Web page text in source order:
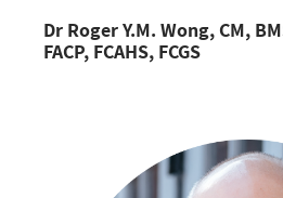
Dr Roger Y.M. Wong, CM,
FACP, FCAHS, FCGS